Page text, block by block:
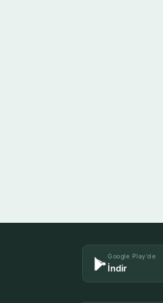
Google Play'de
İndir